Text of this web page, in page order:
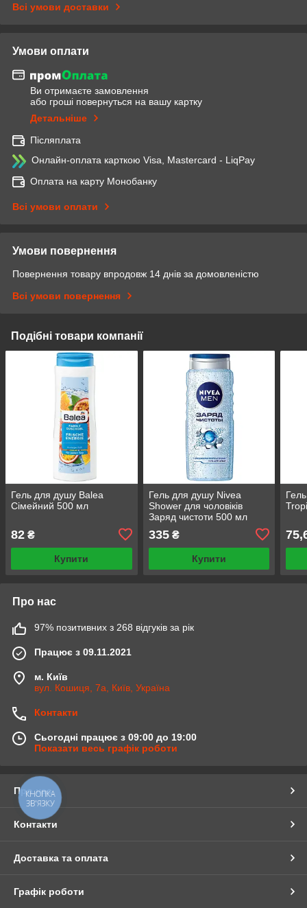
Всі умови доставки
Умови оплати
Ви отримаєте замовлення
або гроші повернуться на вашу картку
Детальніше
Післяплата
Онлайн-оплата карткою Visa, Mastercard - LiqPay
Оплата на карту Монобанку
Всі умови оплати
Умови повернення
Повернення товару впродовж 14 днів за домовленістю
Всі умови повернення
Подібні товари компанії
Гель для душу Balea
Сімейний 500 мл
82 ₴
Купити
Гель для душу Nivea
Shower для чоловіків
Заряд чистоти 500 мл
335₴
Купити
Про нас
97% позитивних з 268 відгуків за рік
Працює з 09.11.2021
м. Київ
вул. Кошиця, 7а, Київ, Україна
Контакти
Сьогодні працює з 09:00 до 19:00
Показати весь графік роботи
Про нас
Контакти
Доставка та оплата
Графік роботи
КНОПКА
ЗВ'ЯЗКУ